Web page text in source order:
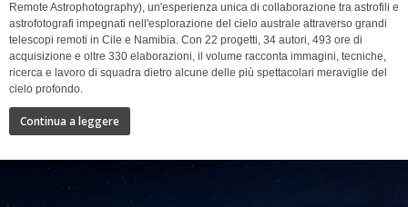
Remote Astrophotography), un'esperienza unica di collaborazione tra astrofili e
astrofotografi impegnati nell'esplorazione del cielo australe attraverso grandi
telescopi remoti in Cile e Namibia. Con 22 progetti, 34 autori, 493 ore di
acquisizione e oltre 330 elaborazioni, il volume racconta immagini, tecniche,
ricerca e lavoro di squadra dietro alcune delle più spettacolari meraviglie del
cielo profondo.
Continua a leggere